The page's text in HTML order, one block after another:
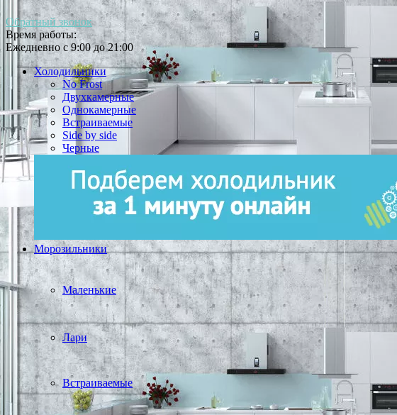
Обратный звонок
Время работы:
Ежедневно с 9:00 до 21:00
Холодильники
No Frost
Двухкамерные
Однокамерные
Встраиваемые
Side by side
Черные
Морозильники
Маленькие
Лари
Встраиваемые